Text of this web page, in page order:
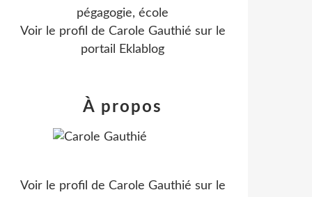
pégagogie, école
Voir le profil de Carole Gauthié sur le
portail Eklablog
À propos
Voir le profil de Carole Gauthié sur le